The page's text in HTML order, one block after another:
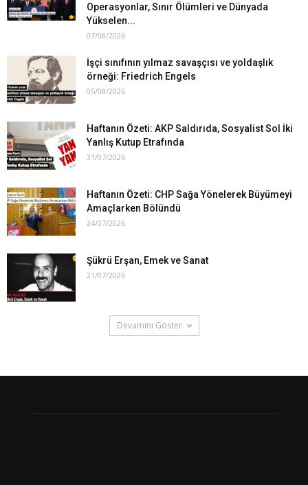
Operasyonlar, Sınır Ölümleri ve Dünyada
Yükselen...
07/08/2026
İşçi sınıfının yılmaz savaşçısı ve yoldaşlık
örneği: Friedrich Engels
05/08/2026
Haftanın Özeti: AKP Saldırıda, Sosyalist Sol İki
Yanlış Kutup Etrafında
31/07/2026
Haftanın Özeti: CHP Sağa Yönelerek Büyümeyi
Amaçlarken Bölündü
24/07/2026
Şükrü Erşan, Emek ve Sanat
21/07/2026
Devamını Göster